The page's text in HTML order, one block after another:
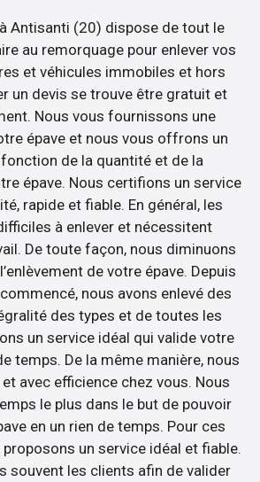
Antisanti (20) dispose de tout le
au remorquage pour enlever vos
et véhicules immobiles et hors
un devis se trouve être gratuit et
Nous vous fournissons une
épave et nous vous offrons un
de la quantité et de la
épave. Nous certifions un service
rapide et fiable. En général, les
à enlever et nécessitent
De toute façon, nous diminuons
de votre épave. Depuis
nous avons enlevé des
des types et de toutes les
un service idéal qui valide votre
temps. De la même manière, nous
avec efficience chez vous. Nous
le plus dans le but de pouvoir
en un rien de temps. Pour ces
un service idéal et fiable.
souvent les clients afin de valider